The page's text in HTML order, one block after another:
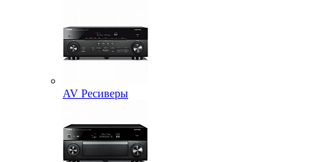
AV Ресиверы